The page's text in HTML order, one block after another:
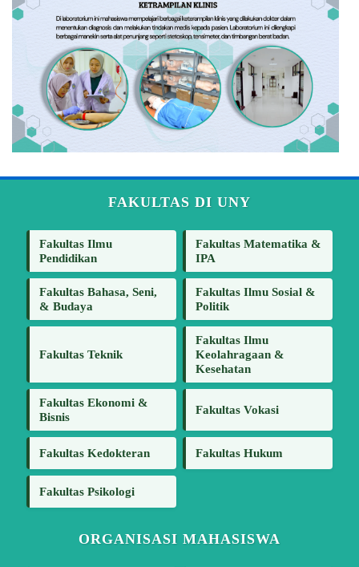
FAKULTAS DI UNY
Fakultas Ilmu
Pendidikan
Fakultas Matematika &
IPA
Fakultas Bahasa, Seni,
& Budaya
Fakultas Ilmu Sosial &
Politik
Fakultas Teknik
Fakultas Ilmu
Keolahragaan &
Kesehatan
Fakultas Ekonomi &
Bisnis
Fakultas Vokasi
Fakultas Kedokteran Fakultas Hukum
Fakultas Psikologi
ORGANISASI MAHASISWA